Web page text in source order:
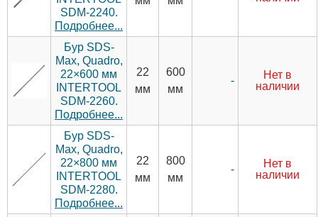
SDM-2240.
Подробнее...
Бур SDS-
Max, Quadro,
22×600 мм
INTERTOOL
SDM-2260.
Подробнее...
22
мм
600
мм
-
Нет в
наличии
Бур SDS-
Max, Quadro,
22×800 мм
INTERTOOL
SDM-2280.
Подробнее...
22
мм
800
мм
-
Нет в
наличии